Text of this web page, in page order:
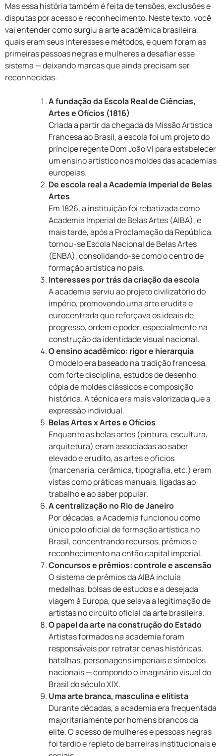
Mas essa história também é feita de tensões, exclusões e
disputas por acesso e reconhecimento. Neste texto, você
vai entender como surgiu a arte acadêmica brasileira,
quais eram seus interesses e métodos, e quem foram as
primeiras pessoas negras e mulheres a desafiar esse
sistema — deixando marcas que ainda precisam ser
reconhecidas.
A fundação da Escola Real de Ciências,
Artes e Ofícios (1816)
Criada a partir da chegada da Missão Artística
Francesa ao Brasil, a escola foi um projeto do
príncipe regente Dom João VI para estabelecer
um ensino artístico nos moldes das academias
europeias.
De escola real a Academia Imperial de Belas
Artes
Em 1826, a instituição foi rebatizada como
Academia Imperial de Belas Artes (AIBA), e
mais tarde, após a Proclamação da República,
tornou-se Escola Nacional de Belas Artes
(ENBA), consolidando-se como o centro de
formação artística no país.
Interesses por trás da criação da escola
A academia serviu ao projeto civilizatório do
império, promovendo uma arte erudita e
eurocentrada que reforçava os ideais de
progresso, ordem e poder, especialmente na
construção da identidade visual nacional.
O ensino acadêmico: rigor e hierarquia
O modelo era baseado na tradição francesa,
com forte disciplina, estudos de desenho,
cópia de moldes clássicos e composição
histórica. A técnica era mais valorizada que a
expressão individual.
Belas Artes x Artes e Ofícios
Enquanto as belas artes (pintura, escultura,
arquitetura) eram associadas ao saber
elevado e erudito, as artes e ofícios
(marcenaria, cerâmica, tipografia, etc.) eram
vistas como práticas manuais, ligadas ao
trabalho e ao saber popular.
A centralização no Rio de Janeiro
Por décadas, a Academia funcionou como
único polo oficial de formação artística no
Brasil, concentrando recursos, prêmios e
reconhecimento na então capital imperial.
Concursos e prêmios: controle e ascensão
O sistema de prêmios da AIBA incluía
medalhas, bolsas de estudos e a desejada
viagem à Europa, que selava a legitimação de
artistas no circuito oficial da arte brasileira.
O papel da arte na construção do Estado
Artistas formados na academia foram
responsáveis por retratar cenas históricas,
batalhas, personagens imperiais e símbolos
nacionais — compondo o imaginário visual do
Brasil do século XIX.
Uma arte branca, masculina e elitista
Durante décadas, a academia era frequentada
majoritariamente por homens brancos da
elite. O acesso de mulheres e pessoas negras
foi tardio e repleto de barreiras institucionais e